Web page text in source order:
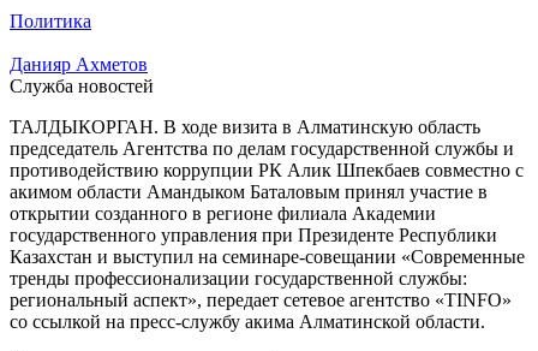
Политика
Данияр Ахметов
Служба новостей
ТАЛДЫКОРГАН. В ходе визита в Алматинскую область
председатель Агентства по делам государственной службы и
противодействию коррупции РК Алик Шпекбаев совместно с
акимом области Амандыком Баталовым принял участие в
открытии созданного в регионе филиала Академии
государственного управления при Президенте Республики
Казахстан и выступил на семинаре-совещании «Современные
тренды профессионализации государственной службы:
региональный аспект», передает сетевое агентство «TINFO»
со ссылкой на пресс-службу акима Алматинской области.